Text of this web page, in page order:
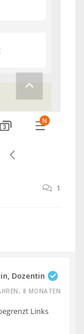
1
Dozentin
8 MONATEN
Links